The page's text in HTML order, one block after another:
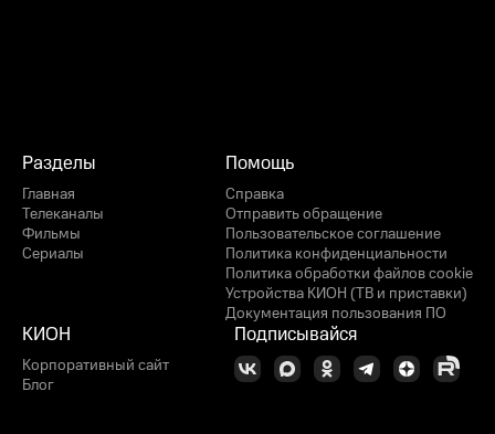
Разделы
Главная
Телеканалы
Фильмы
Сериалы
Помощь
Справка
Отправить обращение
Пользовательское соглашение
Политика конфиденциальности
Политика обработки файлов cookie
Устройства КИОН (ТВ и приставки)
Документация пользования ПО
КИОН
Корпоративный сайт
Блог
Подписывайся